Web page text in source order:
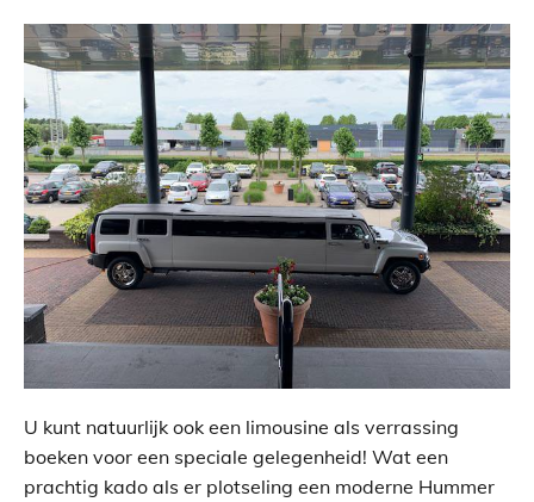
U kunt natuurlijk ook een limousine als verrassing
boeken voor een speciale gelegenheid! Wat een
prachtig kado als er plotseling een moderne Hummer